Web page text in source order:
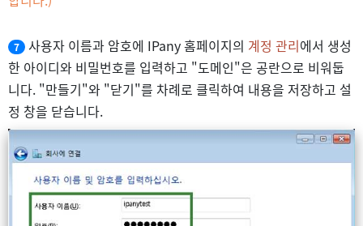
7 사용자 이름과 암호에 IPany 홈페이지의 계정 관리에서 생성
한 아이디와 비밀번호를 입력하고 "도메인"은 공란으로 비워둡
니다. "만들기"와 "닫기"를 차례로 클릭하여 내용을 저장하고 설
정 창을 닫습니다.